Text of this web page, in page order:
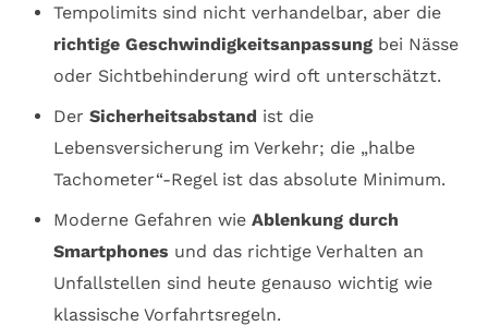
Tempolimits sind nicht verhandelbar, aber die
richtige Geschwindigkeitsanpassungbei Nässe
oder Sichtbehinderung wird oft unterschätzt.
Der Sicherheitsabstand ist die
Lebensversicherung im Verkehr; die „halbe
Tachometer“-Regel ist das absolute Minimum.
Moderne Gefahren wie Ablenkung durch
Smartphones und das richtige Verhalten an
Unfallstellen sind heute genauso wichtig wie
klassische Vorfahrtsregeln.